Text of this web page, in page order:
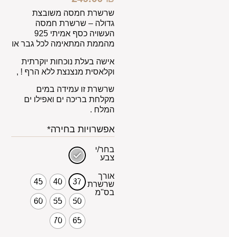
שרשרת חמסה משובצת
גדולה – שרשרת חמסה
העשויה כסף אמיתי 925
מהממת המתאימה לכל גבר או
אישה בעלת נוכחות יוקרתית
וקלאסית מנצנצת ללא הרף ! ,
שרשרת זו עמידה במים
מקלחת בריכה ים ואפילו ים
המלח .
אפשרויות בחירה*
בחר/י
צבע
אורך
שרשרת
בס"מ
37
40
45
50
55
60
65
70